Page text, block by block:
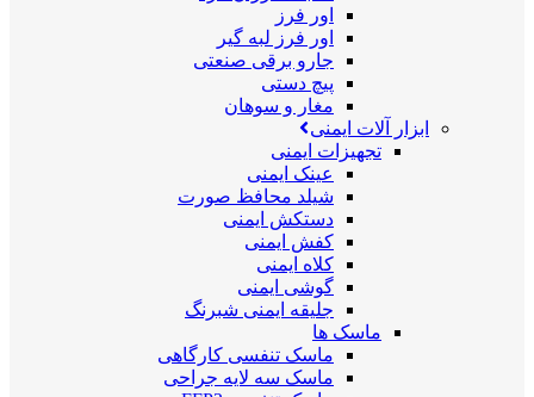
اور فرز
اور فرز لبه گیر
جارو برقی صنعتی
پیچ دستی
مغار و سوهان
ابزار آلات ایمنی
تجهیزات ایمنی
عینک ایمنی
شیلد محافظ صورت
دستکش ایمنی
کفش ایمنی
کلاه ایمنی
گوشی ایمنی
جلیقه ایمنی شبرنگ
ماسک ها
ماسک تنفسی کارگاهی
ماسک سه لایه جراحی